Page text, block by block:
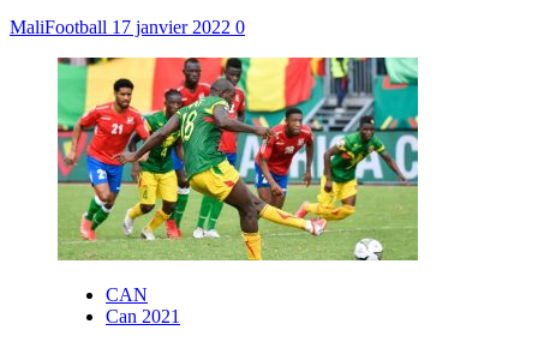
MaliFootball 17 janvier 2022 0
CAN
Can 2021